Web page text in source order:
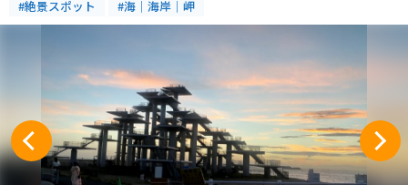
#絶景スポット #海｜海岸｜岬